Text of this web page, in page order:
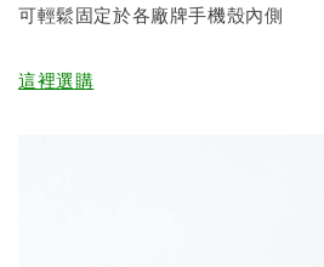
可輕鬆固定於各廠牌手機殼內側
這裡選購